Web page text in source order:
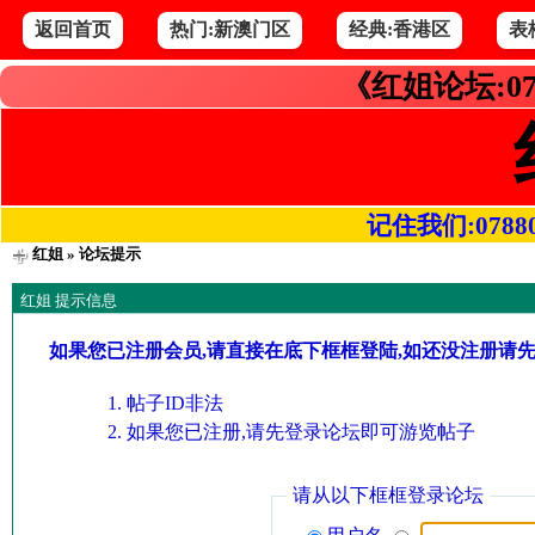
返回首页 热门:新澳门区 经典:香港区 表
《红姐论坛
记住我们
红姐» 论坛提示
红姐 提示信息
如果您已注册会员,请直接在底下框框登陆,如还没注册请
帖子ID非法
如果您已注册,请先登录论坛即可游览帖子
请从以下框框登录论坛